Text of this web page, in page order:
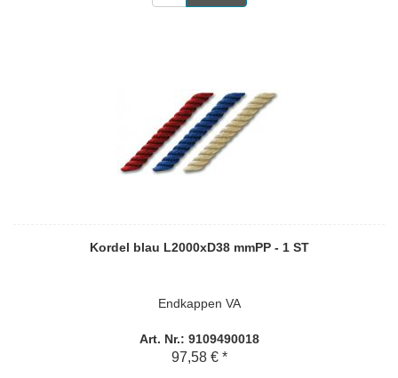
Kordel blau L2000xD38 mmPP - 1 ST
Endkappen VA
Art. Nr.: 9109490018
97,58 € *